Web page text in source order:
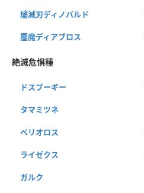
燼滅刃ディノバルド
鏖魔ディアブロス
絶滅危惧種
ドスプーギー
タマミツネ
ベリオロス
ライゼクス
ガルク